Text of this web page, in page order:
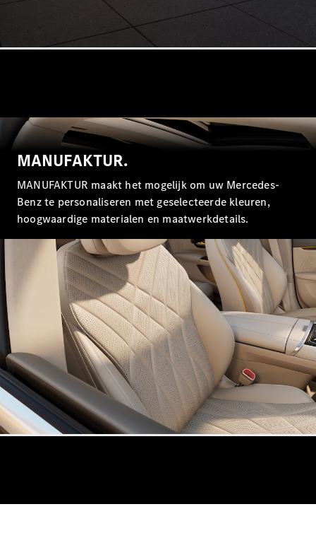
A-Klasse
Hatchback
B-Klasse
Configurator
Mercedes-
Benz Online
Coupé
Alle Coupés
CLE Coupé
Mercedes-
AMG GT
Coupé
Mercedes-
AMG GT
Configurator
MANUFAKTUR.
MANUFAKTUR maakt het mogelijk om uw Mercedes-
Benz te personaliseren met geselecteerde kleuren,
hoogwaardige materialen en maatwerkdetails.